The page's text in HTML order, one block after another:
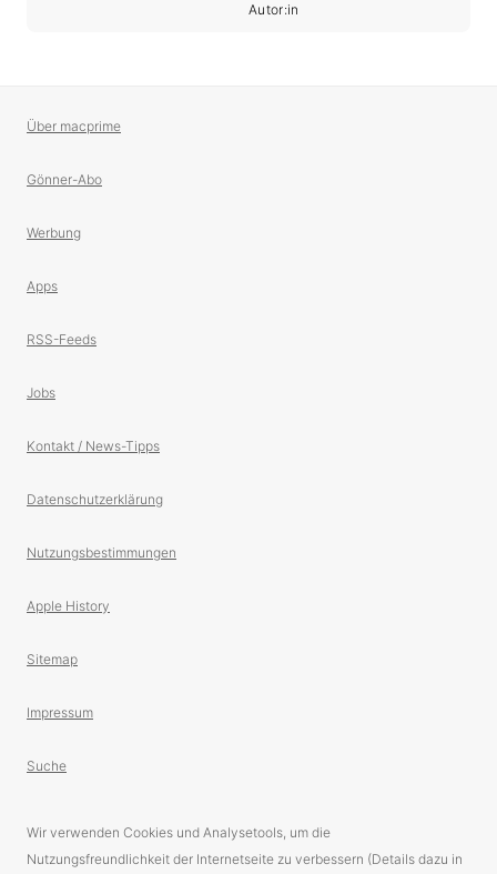
Autor:in
Über macprime
Gönner-Abo
Werbung
Apps
RSS-Feeds
Jobs
Kontakt / News-Tipps
Datenschutzerklärung
Nutzungsbestimmungen
Apple History
Sitemap
Impressum
Suche
Wir verwenden Cookies und Analysetools, um die
Nutzungsfreundlichkeit der Internetseite zu verbessern (Details dazu in